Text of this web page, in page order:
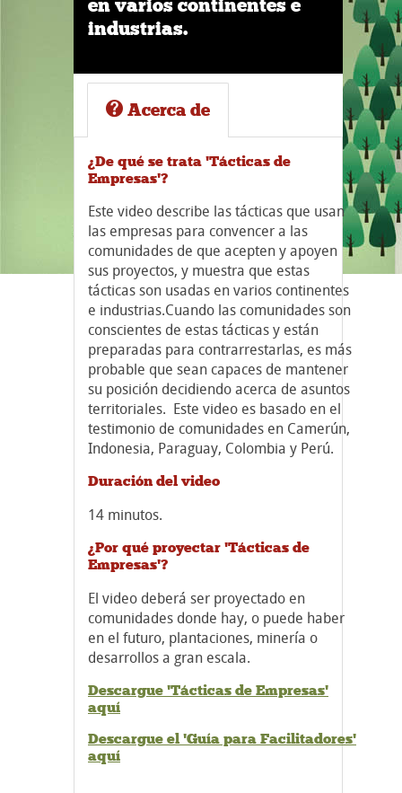
en varios continentes e
industrias.
Acerca de
¿De qué se trata 'Tácticas de
Empresas'?
Este video describe las tácticas que usan
las empresas para convencer a las
comunidades de que acepten y apoyen
sus proyectos, y muestra que estas
tácticas son usadas en varios continentes
e industrias.Cuando las comunidades son
conscientes de estas tácticas y están
preparadas para contrarrestarlas, es más
probable que sean capaces de mantener
su posición decidiendo acerca de asuntos
territoriales. Este video es basado en el
testimonio de comunidades en Camerún,
Indonesia, Paraguay, Colombia y Perú.
Duración del video
14 minutos.
¿Por qué proyectar 'Tácticas de
Empresas'?
El video deberá ser proyectado en
comunidades donde hay, o puede haber
en el futuro, plantaciones, minería o
desarrollos a gran escala.
Descargue 'Tácticas de Empresas'
aquí
Descargue el 'Guía para Facilitadores'
aquí